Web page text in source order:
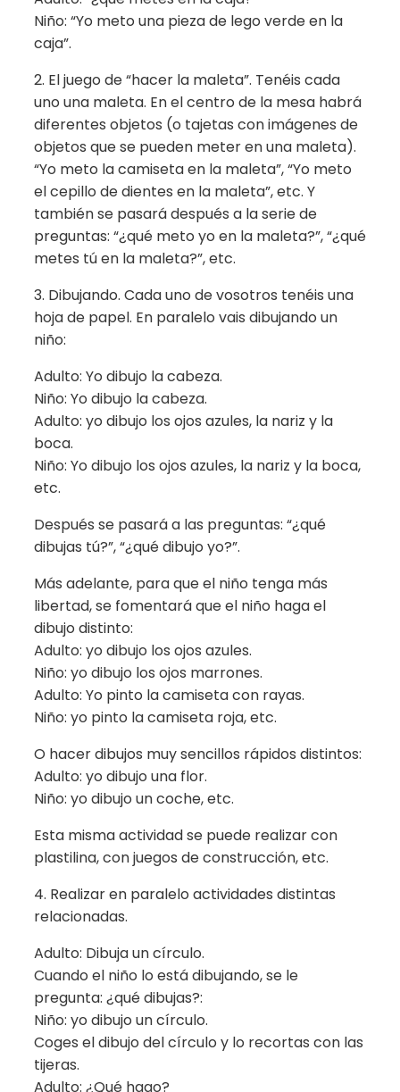
Niño: “Yo meto una pieza de lego verde en la
caja”.
2. El juego de “hacer la maleta”. Tenéis cada
uno una maleta. En el centro de la mesa habrá
diferentes objetos (o tajetas con imágenes de
objetos que se pueden meter en una maleta).
“Yo meto la camiseta en la maleta”, “Yo meto
el cepillo de dientes en la maleta”, etc. Y
también se pasará después a la serie de
preguntas: “¿qué meto yo en la maleta?”, “¿qué
metes tú en la maleta?”, etc.
3. Dibujando. Cada uno de vosotros tenéis una
hoja de papel. En paralelo vais dibujando un
niño:
Adulto: Yo dibujo la cabeza.
Niño: Yo dibujo la cabeza.
Adulto: yo dibujo los ojos azules, la nariz y la
boca.
Niño: Yo dibujo los ojos azules, la nariz y la boca,
etc.
Después se pasará a las preguntas: “¿qué
dibujas tú?”, “¿qué dibujo yo?”.
Más adelante, para que el niño tenga más
libertad, se fomentará que el niño haga el
dibujo distinto:
Adulto: yo dibujo los ojos azules.
Niño: yo dibujo los ojos marrones.
Adulto: Yo pinto la camiseta con rayas.
Niño: yo pinto la camiseta roja, etc.
O hacer dibujos muy sencillos rápidos distintos:
Adulto: yo dibujo una flor.
Niño: yo dibujo un coche, etc.
Esta misma actividad se puede realizar con
plastilina, con juegos de construcción, etc.
4. Realizar en paralelo actividades distintas
relacionadas.
Adulto: Dibuja un círculo.
Cuando el niño lo está dibujando, se le
pregunta: ¿qué dibujas?:
Niño: yo dibujo un círculo.
Coges el dibujo del círculo y lo recortas con las
tijeras.
Adulto: ¿Qué hago?